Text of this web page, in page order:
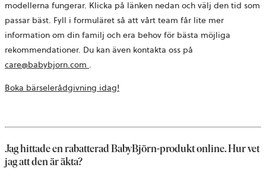
modellerna fungerar. Klicka på länken nedan och välj den tid som
passar bäst. Fyll i formuläret så att vårt team får lite mer
information om din familj och era behov för bästa möjliga
rekommendationer. Du kan även kontakta oss på
care@babybjorn.com
en
.
Boka bärselerådgivning idag!
ny
flik
Jag hittade en rabatterad BabyBjörn-produkt online. Hur vet
jag att den är äkta?